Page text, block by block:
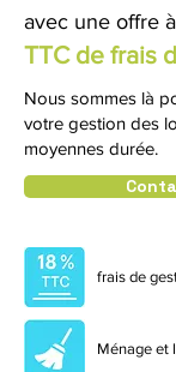
avec une offre à
TTC de frais
Nous sommes là
votre gestion des
moyennes durée.
frais de
Ménage et